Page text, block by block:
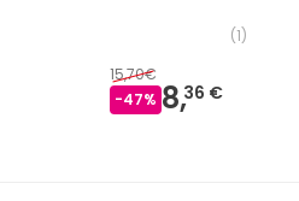
(1)
15,70€
-47% 8,36 €